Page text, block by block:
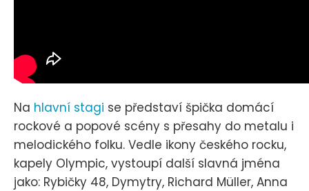
Na hlavní stagi se představí špička domácí
rockové a popové scény s přesahy do metalu i
melodického folku. Vedle ikony českého rocku,
kapely Olympic, vystoupí další slavná jména
jako: Rybičky 48, Dymytry, Richard Müller, Anna